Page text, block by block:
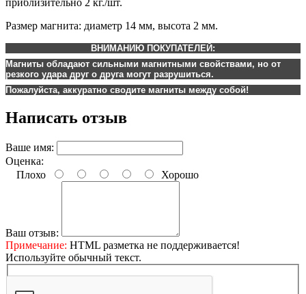
Размер магнита: диаметр 14 мм, высота 2 мм.
ВНИМАНИЮ ПОКУПАТЕЛЕЙ:
Магниты обладают сильными магнитными свойствами, но от
резкого удара друг о друга могут разрушиться.
Пожалуйста, аккуратно сводите магниты между собой!
Написать отзыв
Ваше имя:
Оценка:
Плохо
Хорошо
Ваш отзыв:
Примечание: HTML разметка не поддерживается!
Используйте обычный текст.